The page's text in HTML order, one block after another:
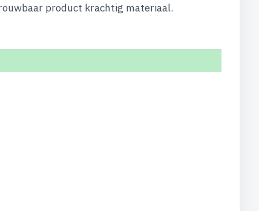
product krachtig materiaal.